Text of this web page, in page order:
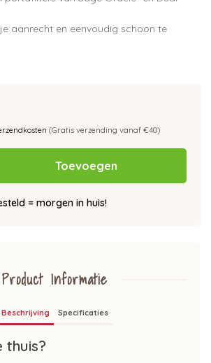
aanrecht en eenvoudig schoon te
(Gratis verzending vanaf €40)
Toevoegen
= morgen in huis!
Product Informatie
Beschrijving Specificaties